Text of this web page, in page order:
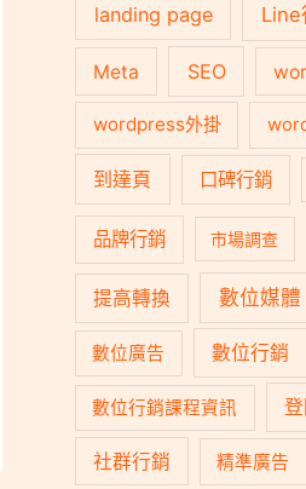
landing page Line
Meta SEO
wordpress外掛
到達頁 口碑行銷
品牌行銷 市場調查
提高轉換 數位媒
數位廣告 數位行銷
數位行銷課程資訊
社群行銷 精準廣告